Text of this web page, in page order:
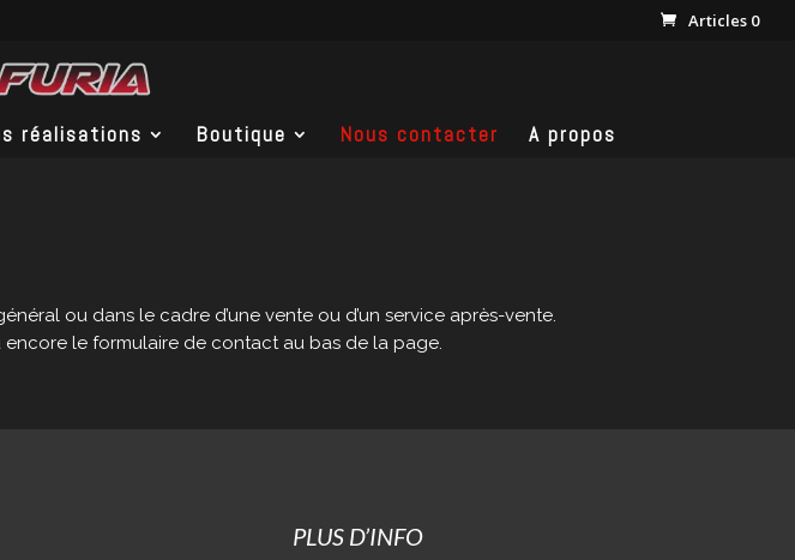
Articles 0
réalisations Boutique Nous contacter A propos
ou dans le cadre d’une vente ou d’un service après-vente.
le formulaire de contact au bas de la page.
PLUS D’INFO